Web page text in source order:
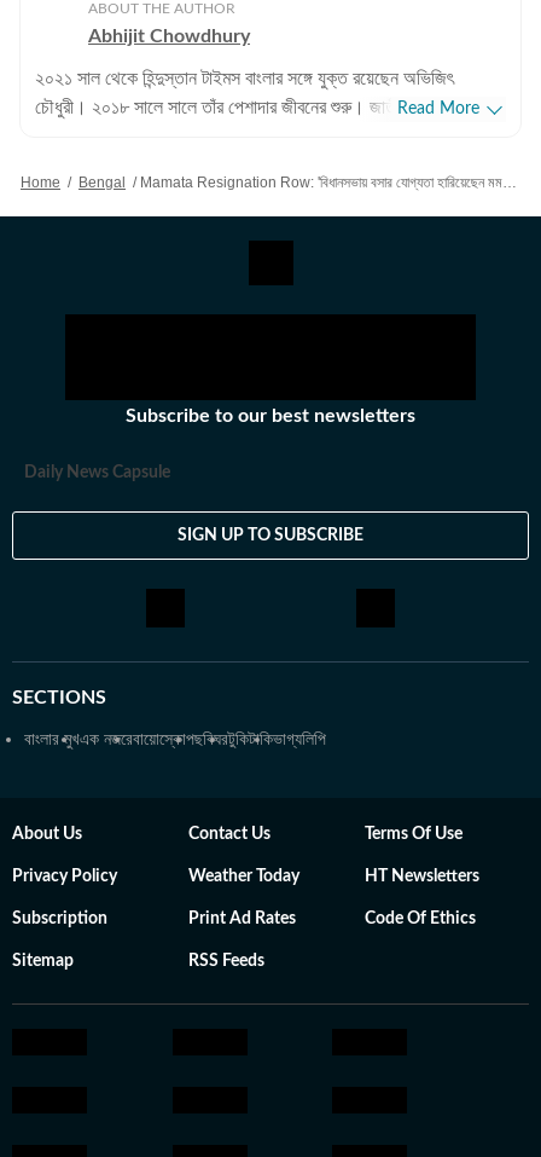
ABOUT THE AUTHOR
Abhijit Chowdhury
২০২১ সাল থেকে হিন্দুস্তান টাইমস বাংলার সঙ্গে যুক্ত রয়েছেন অভিজিৎ
চৌধুরী। ২০১৮ সালে সালে তাঁর পেশাদার জীবনের শুরু। জাতীয়, আন্তর্জাতিক
বিষয়ে তাঁর আগ্রহ সবচেয়ে বেশি। কলকাতা বিশ্ববিদ্যালয় থেকে সাংবাদিকতায়
ভারতে কাজ করার অভিজ্ঞতা রয়েছে অভিজিতের। এছাড়া আকাশবাণীতে রেডিও
জকি হিসেবেও কাজ করেছিলেন তিনি। খবরের জগৎ ছাড়া খেলাধুলো, ইতিহাসে
থেকে। এরপর কলকাতা বিশ্ববিদ্যালয় থেকে একই বিষয়ে স্নাতকোত্তর ডিগ্রি
বই পড়ে এবং বিভিন্ন বিষয়ে ডকুমেন্টারি দেখে।
Read More
Home / Bengal / Mamata Resignation Row: 'বিধানসভায় বসার যোগ্যতা হারিয়েছেন মমতা, কালীঘাটে বসে ঝালমুড়ি খাওয়া ছাড়া আর কাজ নেই তাঁর'
Subscribe to our best newsletters
Daily News Capsule
SIGN UP TO SUBSCRIBE
SECTIONS
বাংলার মুখএক নজরেবায়োস্কোপছবিঘরটুকিটাকিভাগ্যলিপি
About Us Contact Us Terms Of Use
Privacy Policy Weather Today HT Newsletters
Subscription Print Ad Rates Code Of Ethics
Sitemap RSS Feeds